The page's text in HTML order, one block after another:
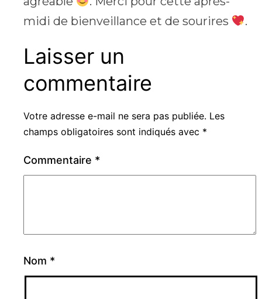
midi de bienveillance et de sourires
.
Laisser un
commentaire
Votre adresse e-mail ne sera pas publiée. Les
champs obligatoires sont indiqués avec *
Commentaire *
Nom *